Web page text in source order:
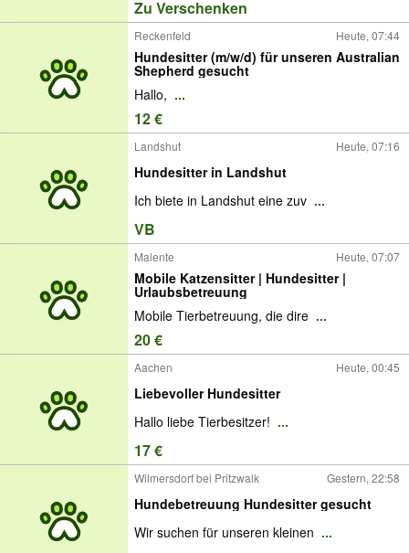
Zu Verschenken
Reckenfeld Heute, 07:44
Hundesitter (m/w/d) für unseren Australian
Shepherd gesucht
Hallo, ...
12 €
Landshut Heute, 07:16
Hundesitter in Landshut
Ich biete in Landshut eine zuv ...
VB
Malente Heute, 07:07
Mobile Katzensitter | Hundesitter |
Urlaubsbetreuung
Mobile Tierbetreuung, die dire ...
20 €
Aachen Heute, 00:45
Liebevoller Hundesitter
​Hallo liebe Tierbesitzer! ...
17 €
Wilmersdorf bei Pritzwalk Gestern, 22:58
Hundebetreuung Hundesitter gesucht
Wir suchen für unseren kleinen ...